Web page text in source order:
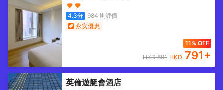
4.3分 984 則評價
永安優惠
11% OFF
HKD891 HKD 791+
英倫遊艇會酒店